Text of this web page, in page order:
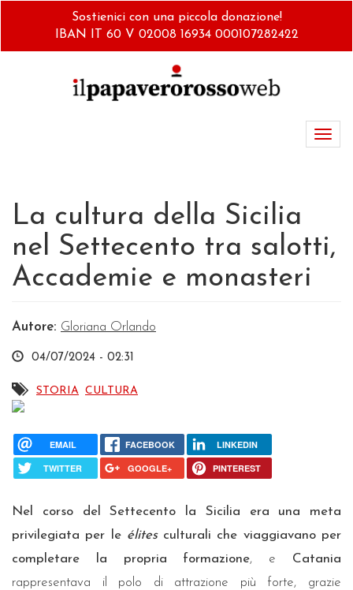
Sostienici con una piccola donazione!
IBAN IT 60 V 02008 16934 000107282422
La cultura della Sicilia
nel Settecento tra salotti,
Accademie e monasteri
Autore: Gloriana Orlando
04/07/2024 - 02:31
STORIA CULTURA
EMAIL FACEBOOK LINKEDIN
TWITTER GOOGLE+ PINTEREST
Nel corso del Settecento la Sicilia era una meta
privilegiata per le élitesculturali che viaggiavano per
completare la propria formazione, e Catania
rappresentava il polo di attrazione più forte, grazie